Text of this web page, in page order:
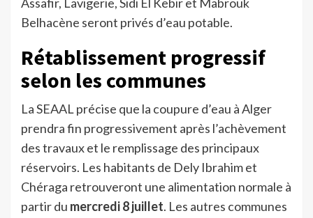
Belhacène seront privés d’eau potable.
Rétablissement progressif
selon les communes
La SEAAL précise que la coupure d’eau à Alger
prendra fin progressivement après l’achèvement
des travaux et le remplissage des principaux
réservoirs. Les habitants de Dely Ibrahim et
Chéraga retrouveront une alimentation normale à
partir du mercredi 8 juillet. Les autres communes